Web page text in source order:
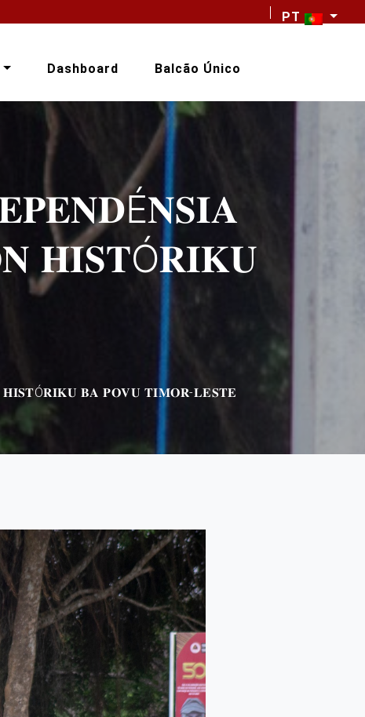
PT
Dashboard Balcão Único
𝐇𝐈𝐒𝐓Ó𝐑𝐈𝐊𝐔
𝐁𝐀 𝐏𝐎𝐕𝐔 𝐓𝐈𝐌𝐎𝐑-𝐋𝐄𝐒𝐓𝐄